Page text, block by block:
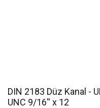
DIN 2183 Düz Kanal -
UNC 9/16'' x 12